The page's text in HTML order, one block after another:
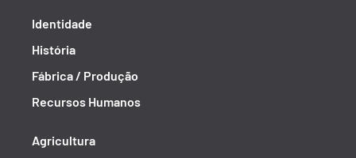
Identidade
História
Fábrica / Produção
Recursos Humanos
Agricultura